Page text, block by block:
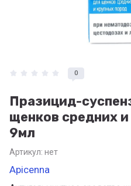
0
Празицид-
щенков средних
9мл
Артикул: нет
Apicenna